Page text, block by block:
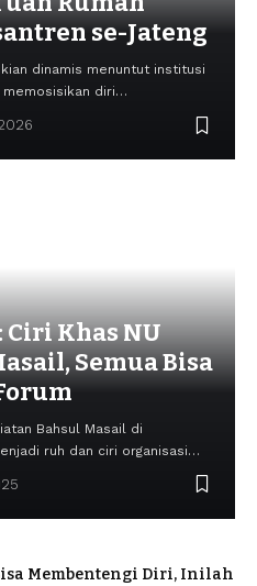
se-Jateng
kian dinamis menuntut institusi
diri…
Khas NU
Semua Bisa
Bahsul Masail di
ruh dan ciri organisasi…
Membentengi Diri, Inilah